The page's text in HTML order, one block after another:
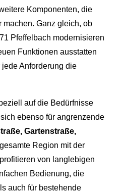
Komponenten, die
machen. Ganz gleich, ob
Pfeffelbach modernisieren
Funktionen ausstatten
Anforderung die
auf die Bedürfnisse
ebenso für angrenzende
Gartenstraße,
Region mit der
von langlebigen
Bedienung, die
auch für bestehende